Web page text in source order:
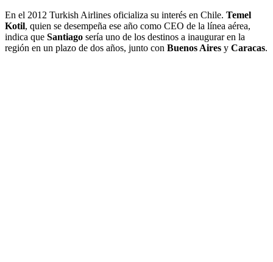
En el 2012 Turkish Airlines oficializa su interés en Chile. Temel
Kotil, quien se desempeña ese año como CEO de la línea aérea,
indica que Santiago sería uno de los destinos a inaugurar en la
región en un plazo de dos años, junto con Buenos Aires y Caracas.